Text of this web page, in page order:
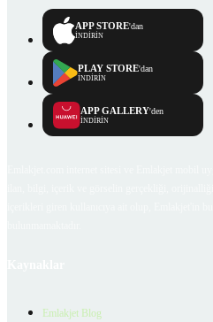
APP STORE'dan
İNDİRİN
PLAY STORE'dan
İNDİRİN
APP GALLERY'den
İNDİRİN
Emlakjet Blog